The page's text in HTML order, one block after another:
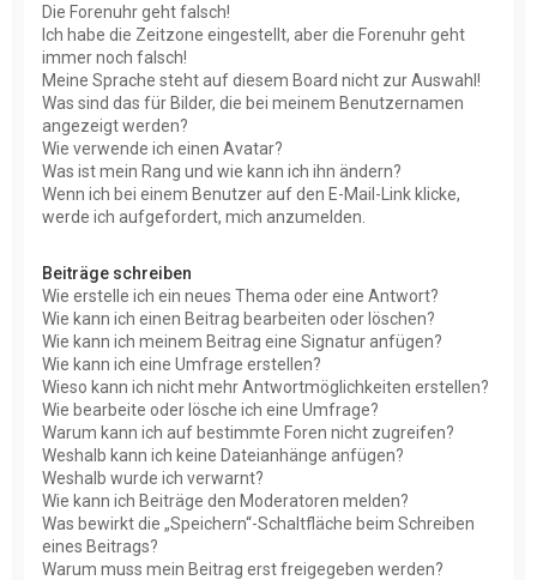
Die Forenuhr geht falsch!
Ich habe die Zeitzone eingestellt, aber die Forenuhr geht
immer noch falsch!
Meine Sprache steht auf diesem Board nicht zur Auswahl!
Was sind das für Bilder, die bei meinem Benutzernamen
angezeigt werden?
Wie verwende ich einen Avatar?
Was ist mein Rang und wie kann ich ihn ändern?
Wenn ich bei einem Benutzer auf den E-Mail-Link klicke,
werde ich aufgefordert, mich anzumelden.
Beiträge schreiben
Wie erstelle ich ein neues Thema oder eine Antwort?
Wie kann ich einen Beitrag bearbeiten oder löschen?
Wie kann ich meinem Beitrag eine Signatur anfügen?
Wie kann ich eine Umfrage erstellen?
Wieso kann ich nicht mehr Antwortmöglichkeiten erstellen?
Wie bearbeite oder lösche ich eine Umfrage?
Warum kann ich auf bestimmte Foren nicht zugreifen?
Weshalb kann ich keine Dateianhänge anfügen?
Weshalb wurde ich verwarnt?
Wie kann ich Beiträge den Moderatoren melden?
Was bewirkt die „Speichern“-Schaltfläche beim Schreiben
eines Beitrags?
Warum muss mein Beitrag erst freigegeben werden?